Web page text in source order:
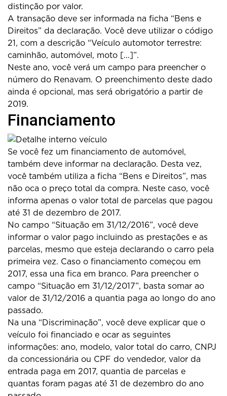
distinção por valor.
A transação deve ser informada na ficha “Bens e
Direitos” da declaração. Você deve utilizar o código
21, com a descrição “Veículo automotor terrestre:
caminhão, automóvel, moto [...]”.
Neste ano, você verá um campo para preencher o
número do Renavam. O preenchimento deste dado
ainda é opcional, mas será obrigatório a partir de
2019.
Financiamento
Se você fez um financiamento de automóvel,
também deve informar na declaração. Desta vez,
você também utiliza a ficha “Bens e Direitos”, mas
não oca o preço total da compra. Neste caso, você
informa apenas o valor total de parcelas que pagou
até 31 de dezembro de 2017.
No campo “Situação em 31/12/2016”, você deve
informar o valor pago incluindo as prestações e as
parcelas, mesmo que esteja declarando o carro pela
primeira vez. Caso o financiamento começou em
2017, essa una fica em branco. Para preencher o
campo “Situação em 31/12/2017”, basta somar ao
valor de 31/12/2016 a quantia paga ao longo do ano
passado.
Na una “Discriminação”, você deve explicar que o
veículo foi financiado e ocar as seguintes
informações: ano, modelo, valor total do carro, CNPJ
da concessionária ou CPF do vendedor, valor da
entrada paga em 2017, quantia de parcelas e
quantas foram pagas até 31 de dezembro do ano